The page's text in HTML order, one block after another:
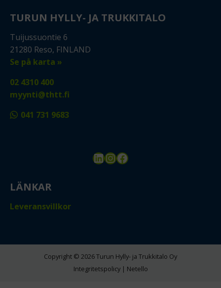
TURUN HYLLY- JA TRUKKITALO
Tuijussuontie 6
21280 Reso, FINLAND
Se på karta »
02 4310 400
myynti@thtt.fi
041 731 9683
LinkedIn
Instagram
Facebook
LÄNKAR
Leveransvillkor
Copyright © 2026 Turun Hylly- ja Trukkitalo Oy
Integritetspolicy| Netello